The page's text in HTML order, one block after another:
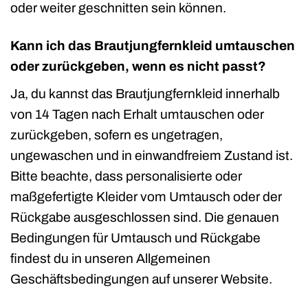
oder weiter geschnitten sein können.
Kann ich das Brautjungfernkleid umtauschen
oder zurückgeben, wenn es nicht passt?
Ja, du kannst das Brautjungfernkleid innerhalb
von 14 Tagen nach Erhalt umtauschen oder
zurückgeben, sofern es ungetragen,
ungewaschen und in einwandfreiem Zustand ist.
Bitte beachte, dass personalisierte oder
maßgefertigte Kleider vom Umtausch oder der
Rückgabe ausgeschlossen sind. Die genauen
Bedingungen für Umtausch und Rückgabe
findest du in unseren Allgemeinen
Geschäftsbedingungen auf unserer Website.